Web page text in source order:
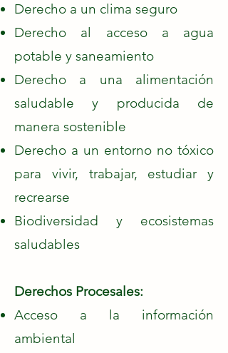
Derecho a un clima seguro
Derecho al acceso a agua
potable y saneamiento
Derecho a una alimentación
saludable y producida de
manera sostenible
Derecho a un entorno no tóxico
para vivir, trabajar, estudiar y
recrearse
Biodiversidad y ecosistemas
saludables
Derechos Procesales:
Acceso a la información
ambiental